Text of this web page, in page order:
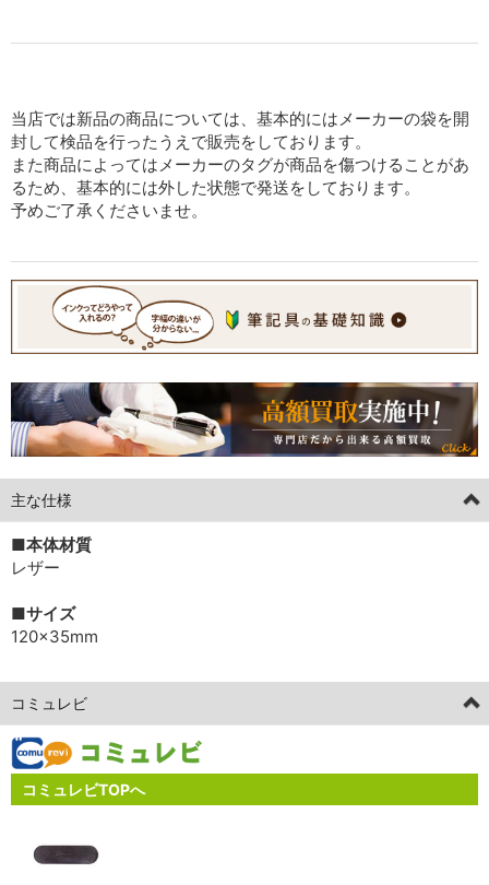
当店では新品の商品については、基本的にはメーカーの袋を開
封して検品を行ったうえで販売をしております。
また商品によってはメーカーのタグが商品を傷つけることがあ
るため、基本的には外した状態で発送をしております。
予めご了承くださいませ。
主な仕様
■本体材質
レザー
■サイズ
120×35mm
コミュレビ
コミュレビTOPへ